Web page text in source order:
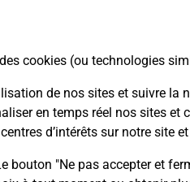
cookies (ou technologies
de nos sites et suivre la
en temps réel nos sites
d’intérêts sur notre site
bouton "Ne pas accepter et